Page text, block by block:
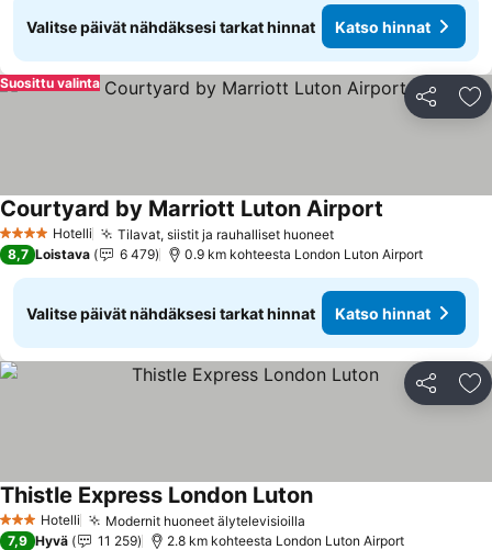
Valitse päivät nähdäksesi tarkat hinnat Katso hinnat
Jaa
Suosittu valinta
4 Tähtiluokitus
Hotelli Tilavat, siistit ja rauhalliset huoneet
Courtyard by Marriott Luton Airport
8,7 Loistava 6 479 0.9 km kohteesta London Luton Airport
Valitse päivät nähdäksesi tarkat hinnat Katso hinnat
Jaa
3 Tähtiluokitus
Hotelli Modernit huoneet älytelevisioilla
Thistle Express London Luton
7,9 Hyvä 11 259 2.8 km kohteesta London Luton Airport